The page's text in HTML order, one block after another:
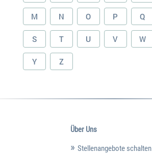
M N O P Q
S T U V W
Y Z
Über Uns
Stellenangebote schalten